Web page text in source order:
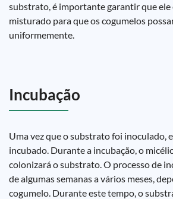
substrato, é importante garantir que ele
misturado para que os cogumelos
uniformemente.
Incubação
Uma vez que o substrato foi inoculado,
incubado. Durante a incubação, o
colonizará o substrato. O processo de
de algumas semanas a vários meses,
cogumelo. Durante este tempo, o